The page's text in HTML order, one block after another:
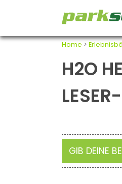
Home >
H2O
GIB DEINE